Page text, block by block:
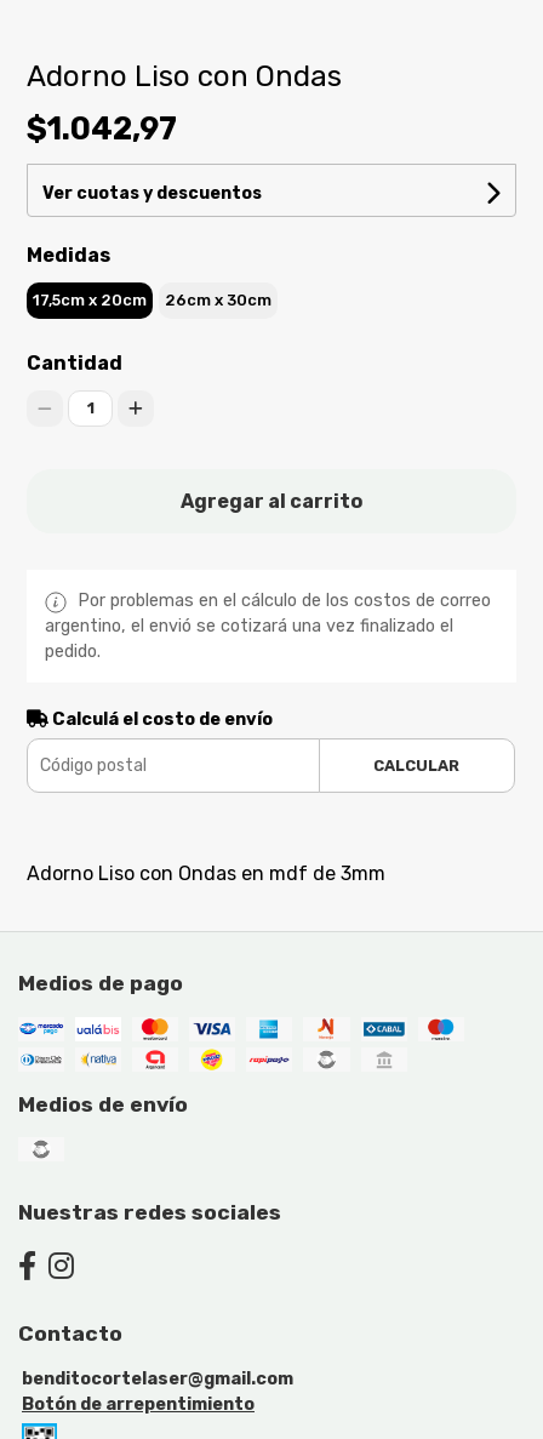
Adorno Liso con Ondas
$1.042,97
Ver cuotas y descuentos
Medidas
17,5cm x 20cm 26cm x 30cm
Cantidad
1
Agregar al carrito
Por problemas en el cálculo de los costos de correo
argentino, el envió se cotizará una vez finalizado el
pedido.
Calculá el costo de envío
CALCULAR
Adorno Liso con Ondas en mdf de 3mm
Medios de pago
Medios de envío
Nuestras redes sociales
Contacto
benditocortelaser@gmail.com
Botón de arrepentimiento